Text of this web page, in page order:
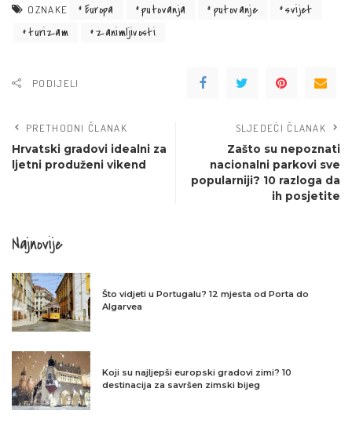
OZNAKE Europa putovanja putovanje
svijet
turizam
zanimljivosti
PODIJELI
PRETHODNI ČLANAK
Hrvatski gradovi idealni za
ljetni produženi vikend
SLJEDEĆI ČLANAK
Zašto su nepoznati
nacionalni parkovi sve
popularniji? 10 razloga da
ih posjetite
Najnovije
Što vidjeti u Portugalu? 12 mjesta od Porta do
Algarvea
Koji su najljepši europski gradovi zimi? 10
destinacija za savršen zimski bijeg